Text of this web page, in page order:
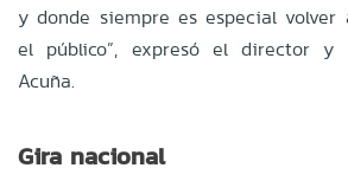
y donde siempre es especial volver
el público”, expresó el director y
Acuña.
Gira nacional